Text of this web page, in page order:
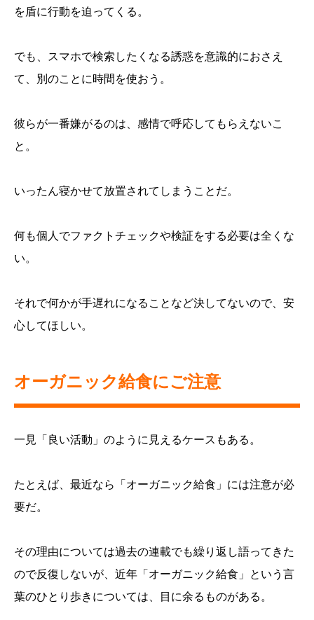
を盾に行動を迫ってくる。
でも、スマホで検索したくなる誘惑を意識的におさえ
て、別のことに時間を使おう。
彼らが一番嫌がるのは、感情で呼応してもらえないこ
と。
いったん寝かせて放置されてしまうことだ。
何も個人でファクトチェックや検証をする必要は全くな
い。
それで何かが手遅れになることなど決してないので、安
心してほしい。
オーガニック給食にご注意
一見「良い活動」のように見えるケースもある。
たとえば、最近なら「オーガニック給食」には注意が必
要だ。
その理由については過去の連載でも繰り返し語ってきた
ので反復しないが、近年「オーガニック給食」という言
葉のひとり歩きについては、目に余るものがある。